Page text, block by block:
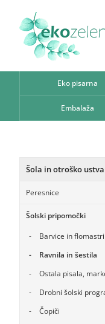
Eko pisarna
Embalaža
Šola in otroško
Peresnice
Šolski pripomočki
Barvice in flomastri
Ravnila in šestila
Ostala pisala,
Drobni šolski
Čopiči